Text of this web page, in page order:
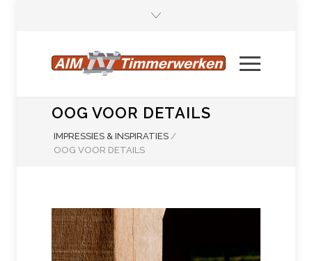
OOG VOOR DETAILS
IMPRESSIES & INSPIRATIES /
OOG VOOR DETAILS